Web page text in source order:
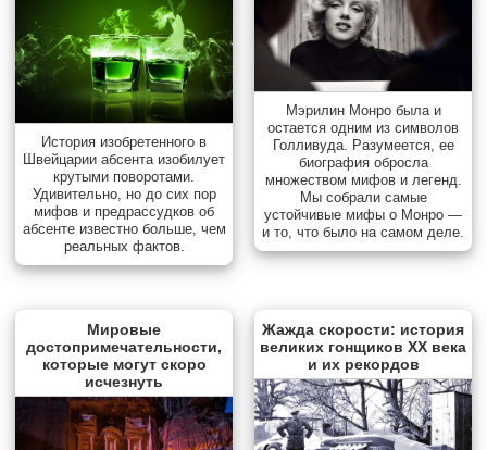
История изобретенного в
Швейцарии абсента изобилует
крутыми поворотами.
Удивительно, но до сих пор
мифов и предрассудков об
абсенте известно больше, чем
реальных фактов.
Мэрилин Монро была и
остается одним из символов
Голливуда. Разумеется, ее
биография обросла
множеством мифов и легенд.
Мы собрали самые
устойчивые мифы о Монро —
и то, что было на самом деле.
Мировые
достопримечательности,
которые могут скоро
исчезнуть
Жажда скорости: история
великих гонщиков XX века
и их рекордов